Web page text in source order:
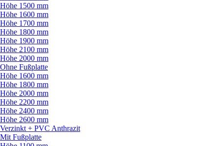
Höhe 1500 mm
Höhe 1600 mm
Höhe 1700 mm
Höhe 1800 mm
Höhe 1900 mm
Höhe 2100 mm
Höhe 2000 mm
Ohne Fußplatte
Höhe 1600 mm
Höhe 1800 mm
Höhe 2000 mm
Höhe 2200 mm
Höhe 2400 mm
Höhe 2600 mm
Verzinkt + PVC Anthrazit
Mit Fußplatte